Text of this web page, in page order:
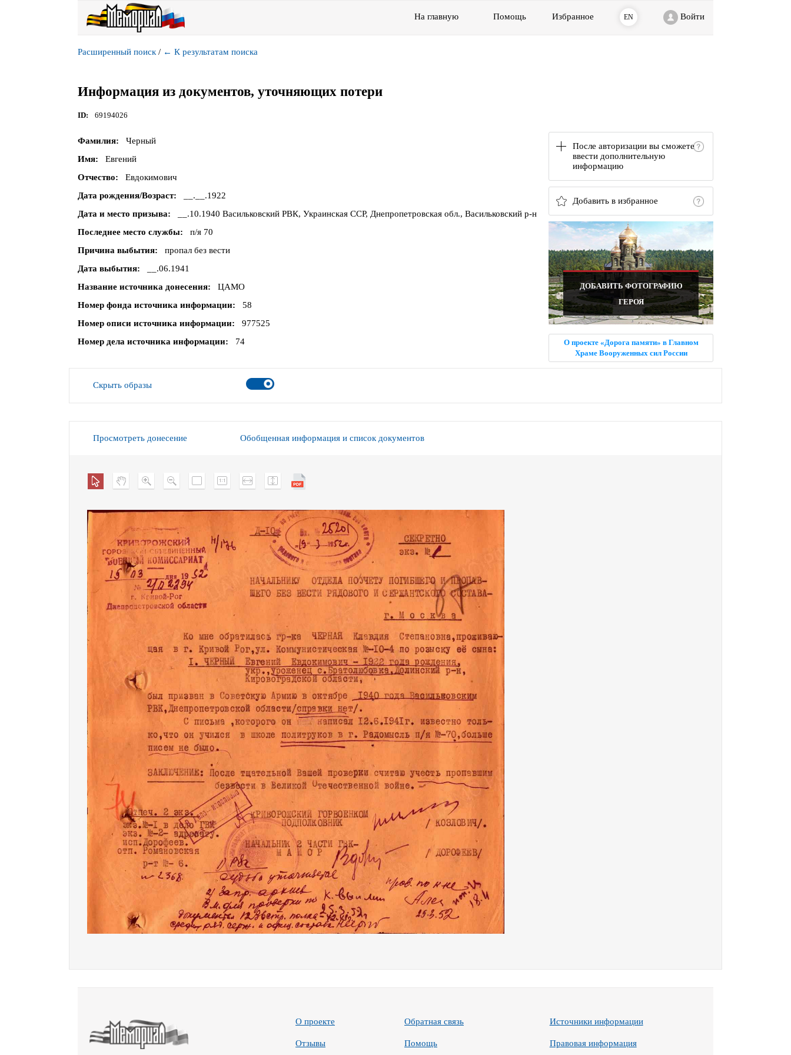
На главную Помощь Избранное EN Войти
Расширенный поиск / ← К результатам поиска
Информация из документов, уточняющих потери
ID 69194026
После авторизации вы сможете
ввести дополнительную
информацию
Добавить в избранное
ДОБАВИТЬ ФОТОГРАФИЮ
ГЕРОЯ
О проекте «Дорога памяти» в Главном
Храме Вооруженных сил России
Фамилия
Черный
Имя
Евгений
Отчество
Евдокимович
Дата рождения/Возраст
__.__.1922
Дата и место призыва
__.10.1940 Васильковский РВК, Украинская ССР, Днепропетровская обл., Васильковский р-н
Последнее место службы
п/я 70
Причина выбытия
пропал без вести
Дата выбытия
__.06.1941
Название источника донесения
ЦАМО
Номер фонда источника информации
58
Номер описи источника информации
977525
Номер дела источника информации
74
Скрыть образы
Просмотреть донесение Обобщенная информация и список документов
О проекте
Отзывы
Обратная связь
Помощь
Источники информации
Правовая информация